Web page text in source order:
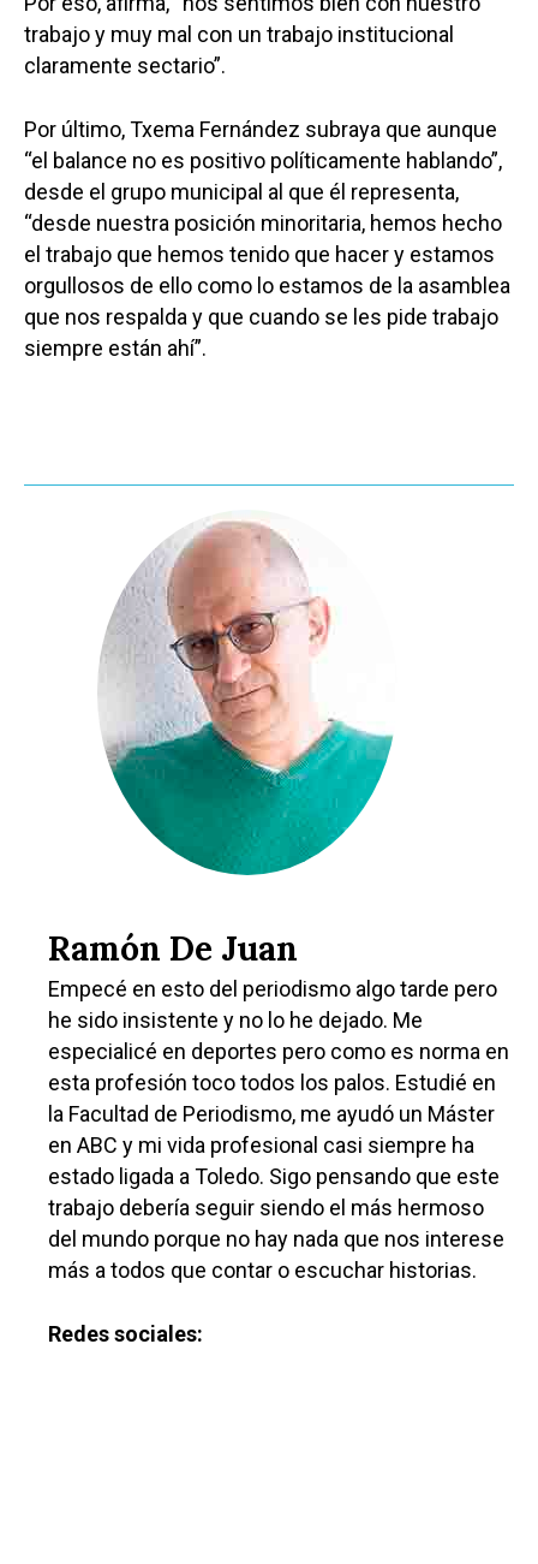
trabajo y muy mal con un trabajo institucional
claramente sectario”.
Por último, Txema Fernández subraya que aunque
“el balance no es positivo políticamente hablando”,
desde el grupo municipal al que él representa,
“desde nuestra posición minoritaria, hemos hecho
el trabajo que hemos tenido que hacer y estamos
orgullosos de ello como lo estamos de la asamblea
que nos respalda y que cuando se les pide trabajo
siempre están ahí”.
Ramón De Juan
Empecé en esto del periodismo algo tarde pero
he sido insistente y no lo he dejado. Me
especialicé en deportes pero como es norma en
esta profesión toco todos los palos. Estudié en
la Facultad de Periodismo, me ayudó un Máster
en ABC y mi vida profesional casi siempre ha
estado ligada a Toledo. Sigo pensando que este
trabajo debería seguir siendo el más hermoso
del mundo porque no hay nada que nos interese
más a todos que contar o escuchar historias.
Redes sociales:
Toledo
Ciudad Real
Albacete
Cuenca
Guadalajara
Sanidad
Economía
Educación
Cultura
Planeta Rural
Política
Galerías